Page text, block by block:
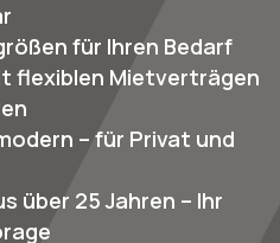
für Ihren Bedarf
flexiblen Mietverträgen
– für Privat und
über 25 Jahren – Ihr